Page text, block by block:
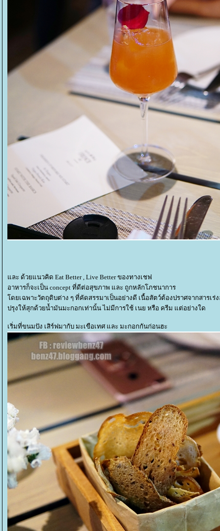
ละ ด้วยแนวคิด Eat Better , Live Better ของทางเชฟ
อาหารก็จะเป็น concept ที่ดีต่อสุขภาพ และ ถูกหลักโภชนาการ
ดยเฉพาะวัตถุดิบต่าง ๆ ที่คัดสรรมาเป็นอย่างดี เนื้อสัตว์ต้องปราศจากสารเร่
ปรุงให้สุกด้วยน้ำมันมะกอกเท่านั้น ไม่มีการใช้ เนย หรือ ครีม แต่อย่างใด
เริ่มที่ขนมปัง เสิร์ฟมากับ มะเขือเทศ และ มะกอกกันก่อนฮะ